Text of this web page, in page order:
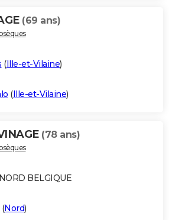
(69 ans)
(Ille-et-Vilaine)
(Ille-et-Vilaine)
(78 ans)
BELGIQUE
(Nord)